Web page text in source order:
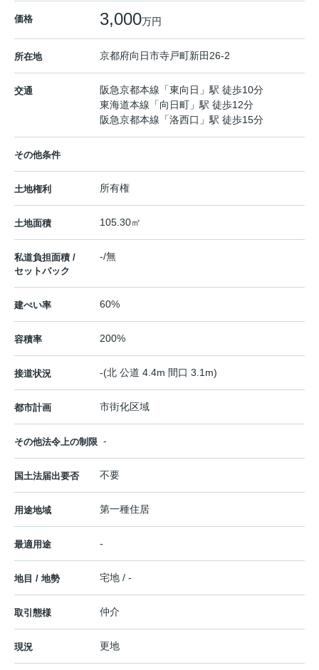
価格 3,000万円
所在地 京都府向日市寺戸町新田26-2
交通 阪急京都本線 「東向日 」駅 徒歩10分
東海道本線 「向日町 」駅 徒歩12分
阪急京都本線 「洛西口 」駅 徒歩15分
その他条件
土地権利 所有権
土地面積 105.30㎡
私道負担面積 /
セットバック
-/無
建ぺい率 60%
容積率 200%
接道状況 -(北 公道 4.4m 間口 3.1m)
都市計画 市街化区域
その他法令上の制限 -
国土法届出要否 不要
用途地域 第一種住居
最適用途 -
地目 / 地勢 宅地 / -
取引態様 仲介
現況 更地